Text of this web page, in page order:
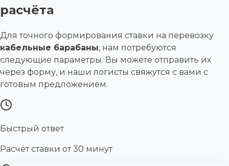
расчёта
Для точного формирования ставки на перевозку
кабельные барабаны, нам потребуются
следующие параметры. Вы можете отправить их
через форму, и наши логисты свяжутся с вами с
готовым предложением.
Быстрый ответ
Расчёт ставки от 30 минут